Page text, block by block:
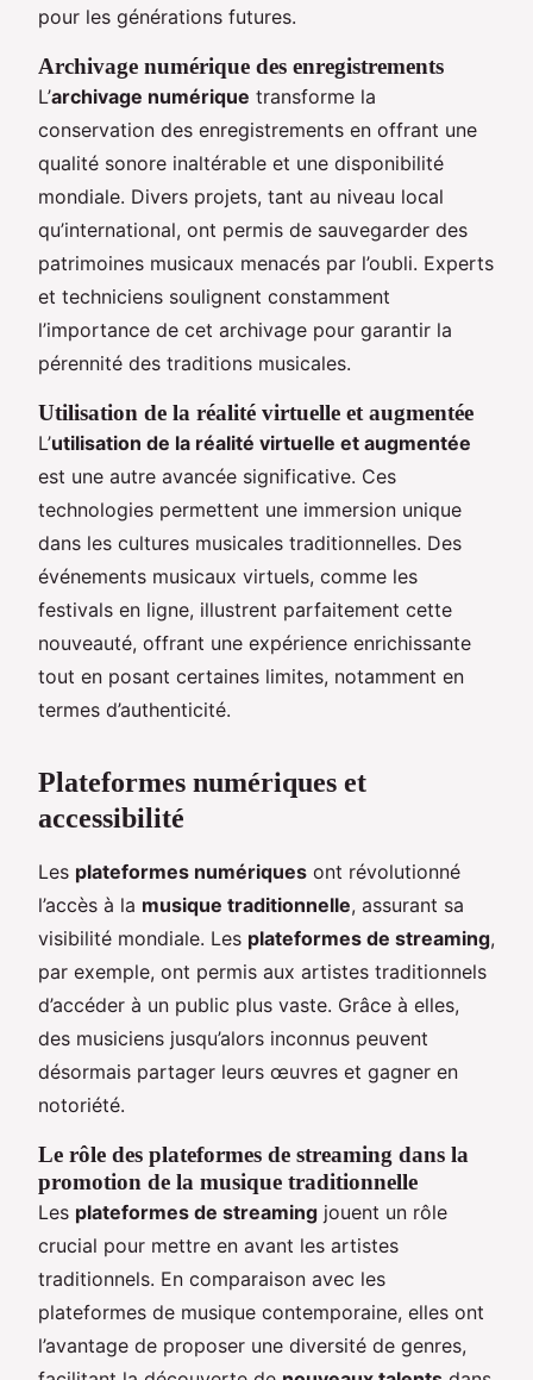
pour les générations futures.
Archivage numérique des enregistrements
L’archivage numérique transforme la
conservation des enregistrements en offrant une
qualité sonore inaltérable et une disponibilité
mondiale. Divers projets, tant au niveau local
qu’international, ont permis de sauvegarder des
patrimoines musicaux menacés par l’oubli. Experts
et techniciens soulignent constamment
l’importance de cet archivage pour garantir la
pérennité des traditions musicales.
Utilisation de la réalité virtuelle et augmentée
L’utilisation de la réalité virtuelle et augmentée
est une autre avancée significative. Ces
technologies permettent une immersion unique
dans les cultures musicales traditionnelles. Des
événements musicaux virtuels, comme les
festivals en ligne, illustrent parfaitement cette
nouveauté, offrant une expérience enrichissante
tout en posant certaines limites, notamment en
termes d’authenticité.
Plateformes numériques et
accessibilité
Les plateformes numériques ont révolutionné
l’accès à la musique traditionnelle, assurant sa
visibilité mondiale. Les plateformes de streaming,
par exemple, ont permis aux artistes traditionnels
d’accéder à un public plus vaste. Grâce à elles,
des musiciens jusqu’alors inconnus peuvent
désormais partager leurs œuvres et gagner en
notoriété.
Le rôle des plateformes de streaming dans la
promotion de la musique traditionnelle
Les plateformes de streaming jouent un rôle
crucial pour mettre en avant les artistes
traditionnels. En comparaison avec les
plateformes de musique contemporaine, elles ont
l’avantage de proposer une diversité de genres,